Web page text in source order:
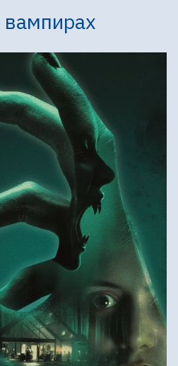
вампирах